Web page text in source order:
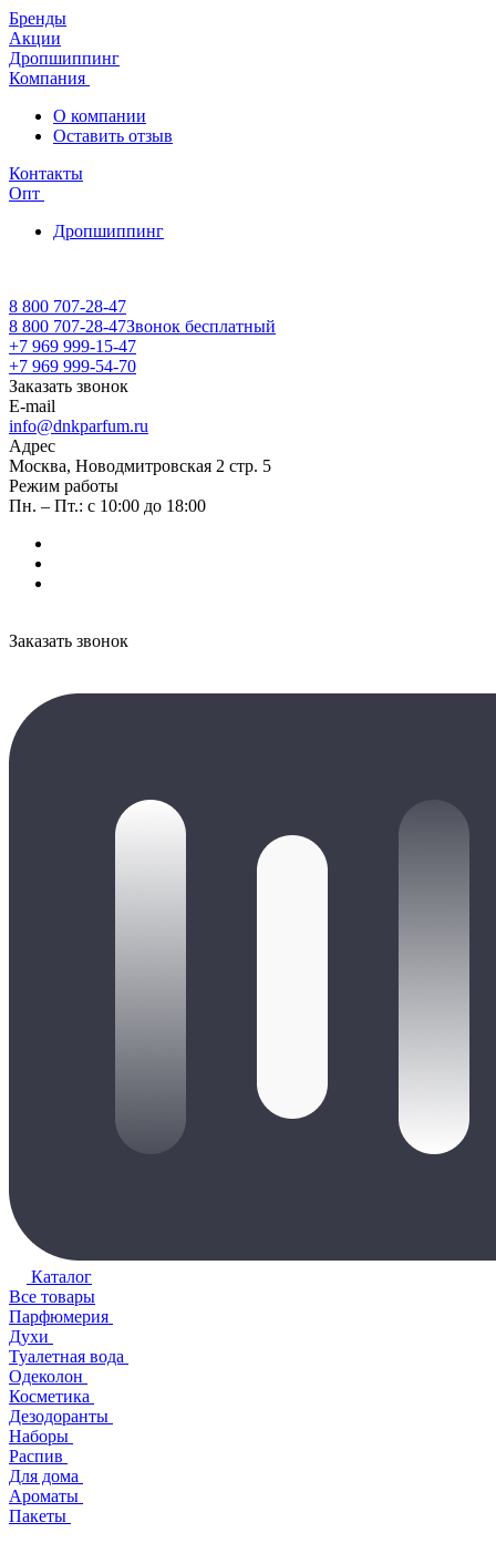
Бренды
Акции
Дропшиппинг
Компания
О компании
Оставить отзыв
Контакты
Опт
Дропшиппинг
8 800 707-28-47
8 800 707-28-47Звонок бесплатный
+7 969 999-15-47
+7 969 999-54-70
Заказать звонок
E-mail
info@dnkparfum.ru
Адрес
Москва, Новодмитровская 2 стр. 5
Режим работы
Пн. – Пт.: с 10:00 до 18:00
Заказать звонок
Каталог
Все товары
Парфюмерия
Духи
Туалетная вода
Одеколон
Косметика
Дезодоранты
Наборы
Распив
Для дома
Ароматы
Пакеты